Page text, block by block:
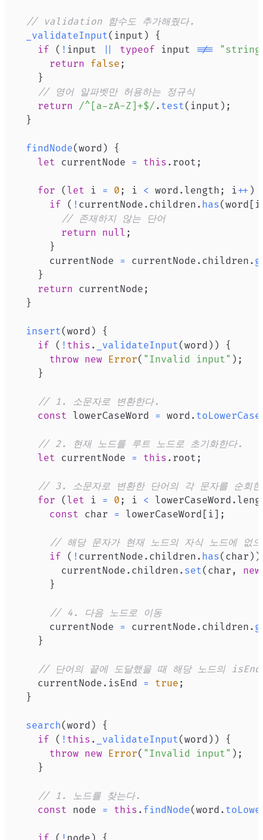
// validation 함수도 추가해줬다.
_validateInput( input )
{
if
( ! input typeof input !==
return false ;
}
// 영어 알파벳만 허용하는 정규식
return /^[a-zA-Z]+$/ . test( input ) ;
}
findNode(word )
{
let currentNode = this . root ;
for ( let i = 0 ; i < word . length ; i++ )
if
( ! currentNode . children . has(word [ i
// 존재하지 않는 단어
return null ;
}
      currentNode
= currentNode . children .
}
return currentNode ;
}
insert(word )
{
if
( ! this . _validateInput(word ) )
{
throw new Error( "Invalid input" ) ;
}
// 1. 소문자로 변환한다.
const lowerCaseWord = word . toLowerCase
// 2. 현재 노드를 루트 노드로 초기화한다.
let currentNode = this . root ;
// 3. 소문자로 변환한 단어의 각 문자를 순회
for
( let i = 0 ; i < lowerCaseWord .
const char = lowerCaseWord [ i] ;
// 해당 문자가 현재 노드의 자식 노드에 없
if
( ! currentNode . children . has( char ) )
        currentNode
. children . set( char ,
new
}
// 4. 다음 노드로 이동
      currentNode
= currentNode . children .
}
// 단어의 끝에 도달했을 때 해당 노드의
    currentNode
. isEnd = true ;
}
search(word )
{
if
( ! this . _validateInput(word ) )
{
throw new Error( "Invalid input" ) ;
}
// 1. 노드를 찾는다.
const node = this . findNode(word .